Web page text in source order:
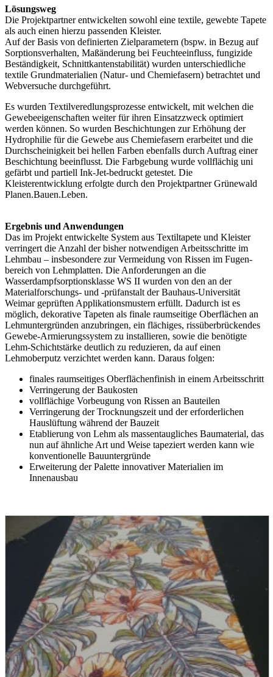
Lösungsweg
Die Projektpartner entwickelten sowohl eine textile, gewebte Tapete
als auch einen hierzu passenden Kleister.
Auf der Basis von definierten Zielparametern (bspw. in Bezug auf
Sorptionsverhalten, Maßänderung bei Feuchteeinfluss, fungizide
Beständigkeit, Schnittkantenstabilität) wurden unterschiedliche
textile Grundmaterialien (Natur‑ und Chemiefasern) betrachtet und
Webversuche durchgeführt.
Es wurden Textilveredlungsprozesse entwickelt, mit welchen die
Gewebeeigenschaften weiter für ihren Einsatzzweck optimiert
werden können. So wurden Beschichtungen zur Erhöhung der
Hydrophilie für die Gewebe aus Chemiefasern erarbeitet und die
Durchscheinigkeit bei hellen Farben ebenfalls durch Auftrag einer
Beschichtung beeinflusst. Die Farbgebung wurde vollflächig uni
gefärbt und partiell Ink-Jet-bedruckt getestet. Die
Kleisterentwicklung erfolgte durch den Projektpartner Grünewald
Planen.Bauen.Leben.
Ergebnis und Anwendungen
Das im Projekt entwickelte System aus Textiltapete und Kleister
verringert die Anzahl der bisher notwendigen Arbeitsschritte im
Lehmbau – insbesondere zur Vermeidung von Rissen im Fugen­
bereich von Lehmplatten. Die Anforderungen an die
Wasserdampfsorptionsklasse WS II wurden von den an der
Materialforschungs‑ und ‑prüfanstalt der Bauhaus-Universität
Weimar geprüften Applikationsmustern erfüllt. Dadurch ist es
möglich, dekorative Tapeten als finale raumseitige Oberflächen an
Lehmuntergründen anzubringen, ein flächiges, rissüberbrückendes
Gewebe-Armierungssystem zu installieren, sowie die benötigte
Lehm-Schichtstärke deutlich zu reduzieren, da auf einen
Lehmoberputz verzichtet werden kann. Daraus folgen:
finales raumseitiges Oberflächenfinish in einem Arbeitsschritt
Verringerung der Baukosten
vollflächige Vorbeugung von Rissen an Bauteilen
Verringerung der Trocknungszeit und der erforderlichen
Hauslüftung während der Bauzeit
Etablierung von Lehm als massentaugliches Baumaterial, das
nun auf ähnliche Art und Weise tapeziert werden kann wie
konventionelle Bauuntergründe
Erweiterung der Palette innovativer Materialien im
Innenausbau